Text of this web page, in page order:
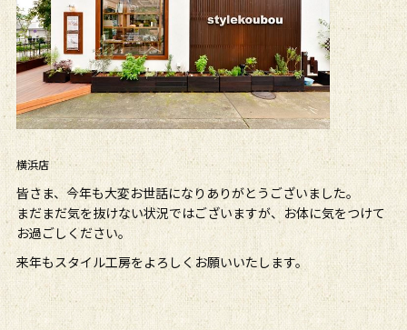
横浜店
皆さま、今年も大変お世話になりありがとうございました。
まだまだ気を抜けない状況ではございますが、お体に気をつけて
お過ごしください。
来年もスタイル工房をよろしくお願いいたします。